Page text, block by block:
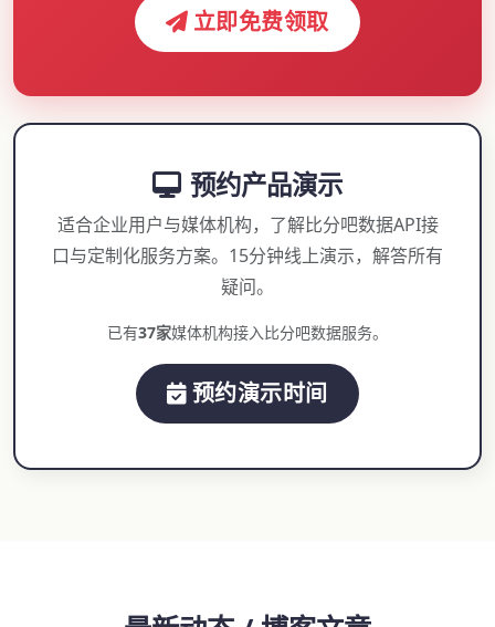
立即免费领取
预约产品演示
适合企业用户与媒体机构，了解比分吧数据API接
口与定制化服务方案。15分钟线上演示，解答所有
疑问。
已有37家媒体机构接入比分吧数据服务。
预约演示时间